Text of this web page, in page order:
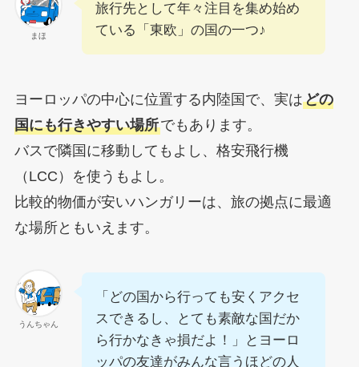
まほ
旅行先として年々注目を集め始め
ている「東欧」の国の一つ♪
ヨーロッパの中心に位置する内陸国で、実はどの
国にも行きやすい場所でもあります。
バスで隣国に移動してもよし、格安飛行機
（LCC）を使うもよし。
比較的物価が安いハンガリーは、旅の拠点に最適
な場所ともいえます。
うんちゃん
「どの国から行っても安くアクセ
スできるし、とても素敵な国だか
ら行かなきゃ損だよ！」とヨーロ
ッパの友達がみんな言うほどの人